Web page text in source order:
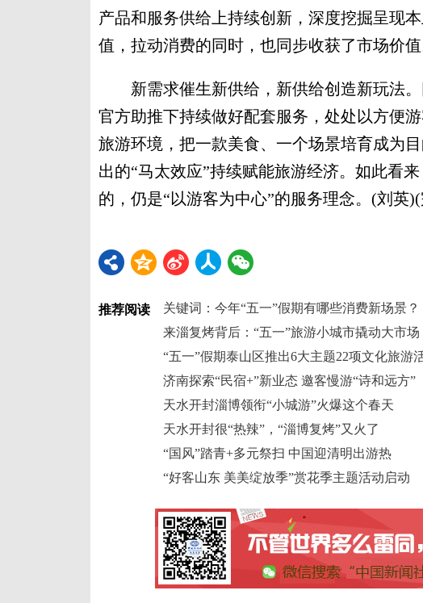
产品和服务供给上持续创新，深度挖掘呈现
值，拉动消费的同时，也同步收获了市场价值
新需求催生新供给，新供给创造新玩法。
官方助推下持续做好配套服务，处处以方便
旅游环境，把一款美食、一个场景培育成为
出的“马太效应”持续赋能旅游经济。如此看
的，仍是“以游客为中心”的服务理念。(刘英
推荐阅读
关键词：今年“五一”假期有哪些消费新场景？
来淄复烤背后：“五一”旅游小城市撬动大市场
“五一”假期泰山区推出6大主题22项文化旅游
济南探索“民宿+”新业态 邀客慢游“诗和远方”
天水开封淄博领衔“小城游”火爆这个春天
天水开封很“热辣”，“淄博复烤”又火了
“国风”踏青+多元祭扫 中国迎清明出游热
“好客山东 美美绽放季”赏花季主题活动启动